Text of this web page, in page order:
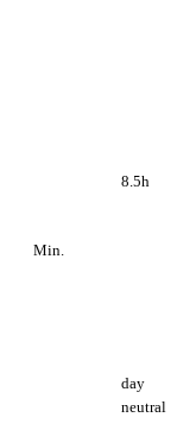
Min.
8.5h
day
neutral